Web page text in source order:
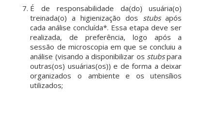
É de responsabilidade da(do) usuária(o)
treinada(o) a higienização dos stubsapós
cada análise concluída*. Essa etapa deve ser
realizada, de preferência, logo após a
sessão de microscopia em que se concluiu a
análise (visando a disponibilizar os stubspara
outras(os) usuárias(os)) e de forma a deixar
organizados o ambiente e os utensílios
utilizados;